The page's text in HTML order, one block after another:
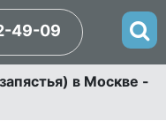
49-09
в Москве -